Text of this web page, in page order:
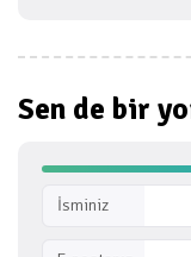
Sen de bir
İsminiz